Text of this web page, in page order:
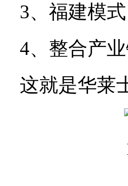
3、福建模
4、整合产
这就是华莱